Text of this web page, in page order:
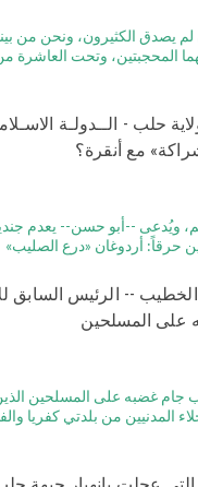
لم يصدق الكثيرون، ونحن من
المحجبتين، وتحت العاشرة
حلب - الــدولـة
مع أنقرة؟
ويُدعى --أبو حسن-- يعدم
حرقاً: أردوغان «درع
-- الرئيس السابق
المسلحين
غضبه على المسلحين الذين
المدنيين من بلدتي كفريا